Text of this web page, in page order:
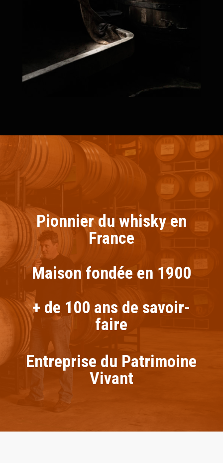
Pionnier du whisky en
France
Maison fondée en 1900
+ de 100 ans de savoir-
faire
Entreprise du Patrimoine
Vivant